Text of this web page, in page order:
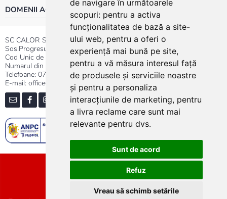
de navigare în următoarele
scopuri: pentru a activa
funcționalitatea de bază a site-
ului web, pentru a oferi o
experiență mai bună pe site,
pentru a vă măsura interesul față
de produsele și serviciile noastre
și pentru a personaliza
interacțiunile de marketing, pentru
a livra reclame care sunt mai
relevante pentru dvs.
Sunt de acord
Refuz
Vreau să schimb setările
DOMENII ACTIVITATE
SC CALOR SRL
Sos.Progresului nr.30-40, Sector 5, Bucuresti
Cod Unic de Inregistrare: RO 3004724
Numarul din Registrul Comertului:J40/13176/1991
Telefoane: 0737.23.44.44|021.411.44.44
E-mail: office@calor.ro